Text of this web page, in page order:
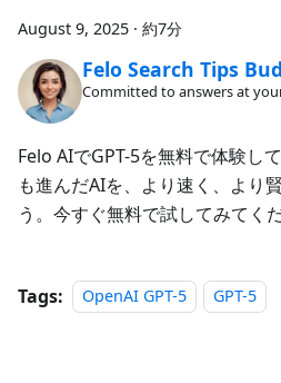
August 9, 2025 · 約7分
Felo Search Tips
Committed to answers at
Felo AIでGPT-5を無料で体験し
も進んだAIを、より速く、より
う。今すぐ無料で試してみてくだ
Tags: OpenAI GPT-5 GPT-5